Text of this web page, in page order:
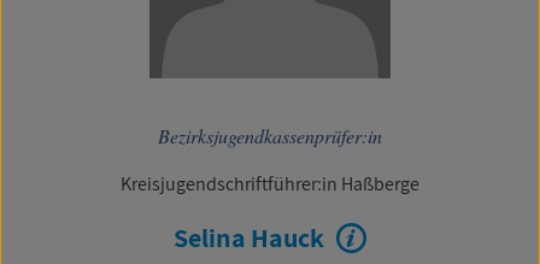
Bezirksjugendkassenprüfer:in
Kreisjugendschriftführer:in Haßberge
Selina Hauck